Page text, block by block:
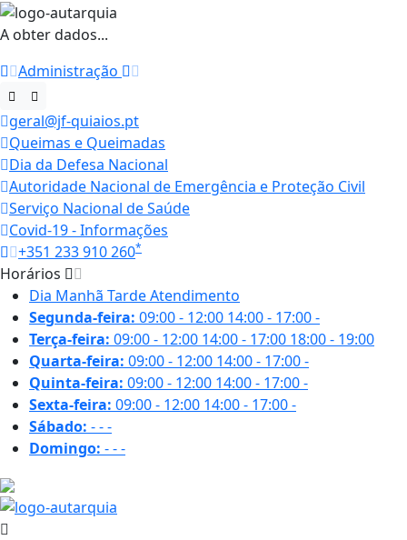
A obter dados...
Administração
geral@jf-quiaios.pt
Queimas e Queimadas
Dia da Defesa Nacional
Autoridade Nacional de Emergência e Proteção Civil
Serviço Nacional de Saúde
Covid-19 - Informações
+351 233 910 260*
Horários
Dia Manhã TardeAtendimento
Segunda-feira: 09:00 - 12:00 14:00 - 17:00-
Terça-feira: 09:00 - 12:00 14:00 - 17:00 18:00 - 19:00
Quarta-feira: 09:00 - 12:00 14:00 - 17:00-
Quinta-feira: 09:00 - 12:00 14:00 - 17:00-
Sexta-feira: 09:00 - 12:00 14:00 - 17:00-
Sábado: ---
Domingo: ---